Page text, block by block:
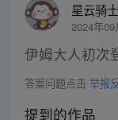
星云骑士
2024年
伊姆大人初次
答案问题点击 举报
提到的作品